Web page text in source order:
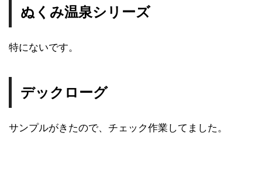
ぬくみ温泉シリーズ
特にないです。
デックローグ
サンプルがきたので、チェック作業してました。